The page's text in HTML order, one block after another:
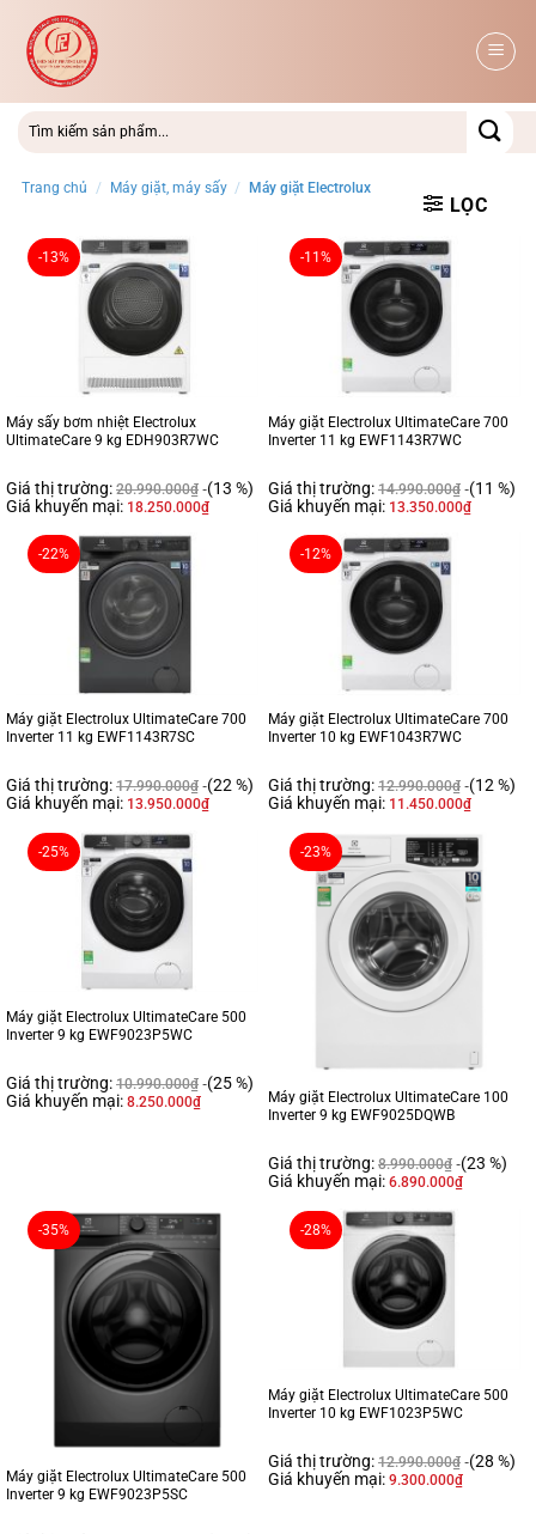
qua
dung
Trang chủ / Máy giặt, máy sấy / Máy giặt Electrolux
LỌC
-13%
Máy sấy bơm nhiệt Electrolux
UltimateCare 9 kg EDH903R7WC
Giá thị trường: 20.990.000₫ (13 %)
Giá khuyến mại: 18.250.000₫
-11%
Máy giặt Electrolux UltimateCare 700
Inverter 11 kg EWF1143R7WC
Giá thị trường: 14.990.000₫ (11 %)
Giá khuyến mại: 13.350.000₫
-22%
Máy giặt Electrolux UltimateCare 700
Inverter 11 kg EWF1143R7SC
Giá thị trường: 17.990.000₫ (22 %)
Giá khuyến mại: 13.950.000₫
-12%
Máy giặt Electrolux UltimateCare 700
Inverter 10 kg EWF1043R7WC
Giá thị trường: 12.990.000₫ (12 %)
Giá khuyến mại: 11.450.000₫
-25%
Máy giặt Electrolux UltimateCare 500
Inverter 9 kg EWF9023P5WC
Giá thị trường: 10.990.000₫ (25 %)
Giá khuyến mại: 8.250.000₫
-23%
Máy giặt Electrolux UltimateCare 100
Inverter 9 kg EWF9025DQWB
Giá thị trường: 8.990.000₫ (23 %)
Giá khuyến mại: 6.890.000₫
-35%
Máy giặt Electrolux UltimateCare 500
Inverter 9 kg EWF9023P5SC
-28%
Máy giặt Electrolux UltimateCare 500
Inverter 10 kg EWF1023P5WC
Giá thị trường: 12.990.000₫ (28 %)
Giá khuyến mại: 9.300.000₫